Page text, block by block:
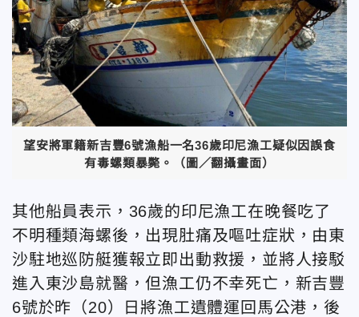
望安將軍籍新吉豐6號漁船一名36歲印尼漁工疑似因誤食
有毒螺類暴斃。（圖／翻攝畫面）
其他船員表示，36歲的印尼漁工在晚餐吃了
不明種類海螺後，出現肚痛及嘔吐症狀，由東
沙駐地巡防艇獲報立即出動救援，並將人接駁
進入東沙島就醫，但漁工仍不幸死亡，新吉豐
6號於昨（20）日將漁工遺體運回馬公港，後